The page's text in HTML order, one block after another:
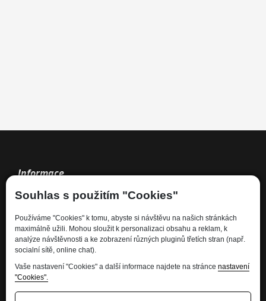
Souhlas s použitím "Cookies"
Používáme "Cookies" k tomu, abyste si návštěvu na našich stránkách
maximálně užili. Mohou sloužit k personalizaci obsahu a reklam, k
analýze návštěvnosti a ke zobrazení různých pluginů třetích stran (např.
socialní sítě, online chat).
Vaše nastavení "Cookies" a další informace najdete na stránce nastavení
"Cookies".
Informace
Financování
Kariéra
Informace pro spotřebitele
Ochrana osobních údajů - GDPR